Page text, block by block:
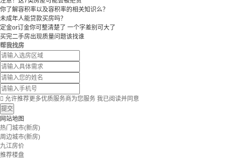
你了解容积率以及容积率的相关知识么？
未成年人能贷款买房吗？
定金or订金你可整清楚了 一个字差别可大了
买完二手房出现质量问题该找谁
帮我找房
 允许推荐更多优质服务商为您服务 我已阅读并同意
提交
网站地图
热门城市(新房)
周边城市(新房)
九江房价
推荐楼盘